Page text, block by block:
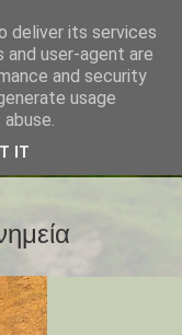
deliver its services
and user-agent are
and security
usage
IT